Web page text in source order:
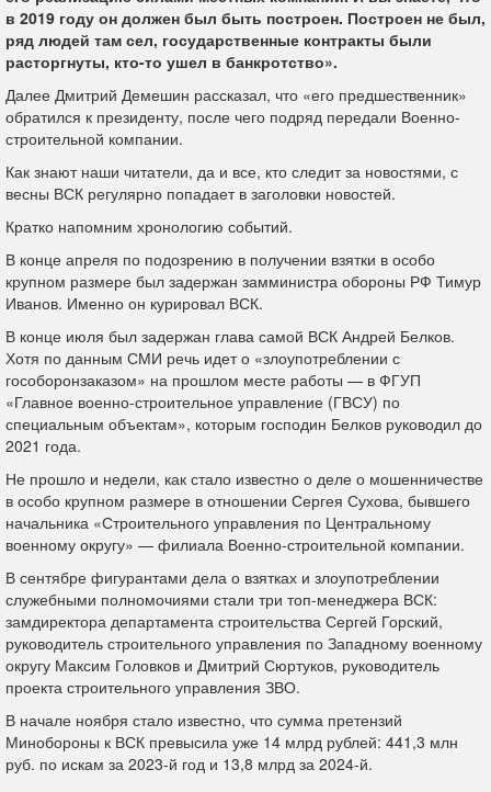
в 2019 году он должен был быть построен. Построен не был,
ряд людей там сел, государственные контракты были
расторгнуты, кто-то ушел в банкротство».
Далее Дмитрий Демешин рассказал, что «его предшественник»
обратился к президенту, после чего подряд передали Военно-
строительной компании.
Как знают наши читатели, да и все, кто следит за новостями, с
весны ВСК регулярно попадает в заголовки новостей.
Кратко напомним хронологию событий.
В конце апреля по подозрению в получении взятки в особо
крупном размере был задержан замминистра обороны РФ Тимур
Иванов. Именно он курировал ВСК.
В конце июля был задержан глава самой ВСК Андрей Белков.
Хотя по данным СМИ речь идет о «злоупотреблении с
гособоронзаказом» на прошлом месте работы — в ФГУП
«Главное военно-строительное управление (ГВСУ) по
специальным объектам», которым господин Белков руководил до
2021 года.
Не прошло и недели, как стало известно о деле о мошенничестве
в особо крупном размере в отношении Сергея Сухова, бывшего
начальника «Строительного управления по Центральному
военному округу» — филиала Военно-строительной компании.
В сентябре фигурантами дела о взятках и злоупотреблении
служебными полномочиями стали три топ-менеджера ВСК:
замдиректора департамента строительства Сергей Горский,
руководитель строительного управления по Западному военному
округу Максим Головков и Дмитрий Сюртуков, руководитель
проекта строительного управления ЗВО.
В начале ноября стало известно, что сумма претензий
Минобороны к ВСК превысила уже 14 млрд рублей: 441,3 млн
руб. по искам за 2023-й год и 13,8 млрд за 2024-й.